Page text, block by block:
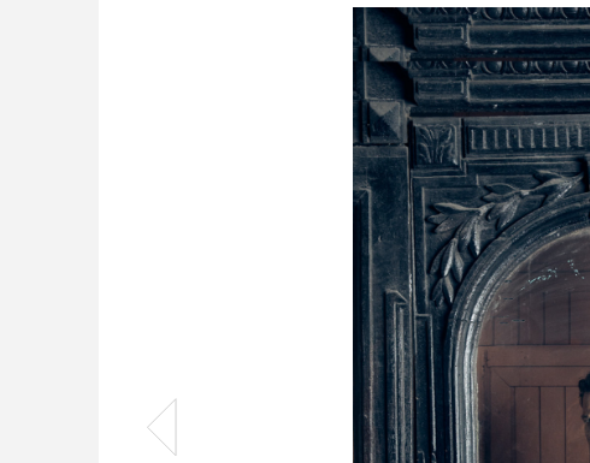
Balenciaga